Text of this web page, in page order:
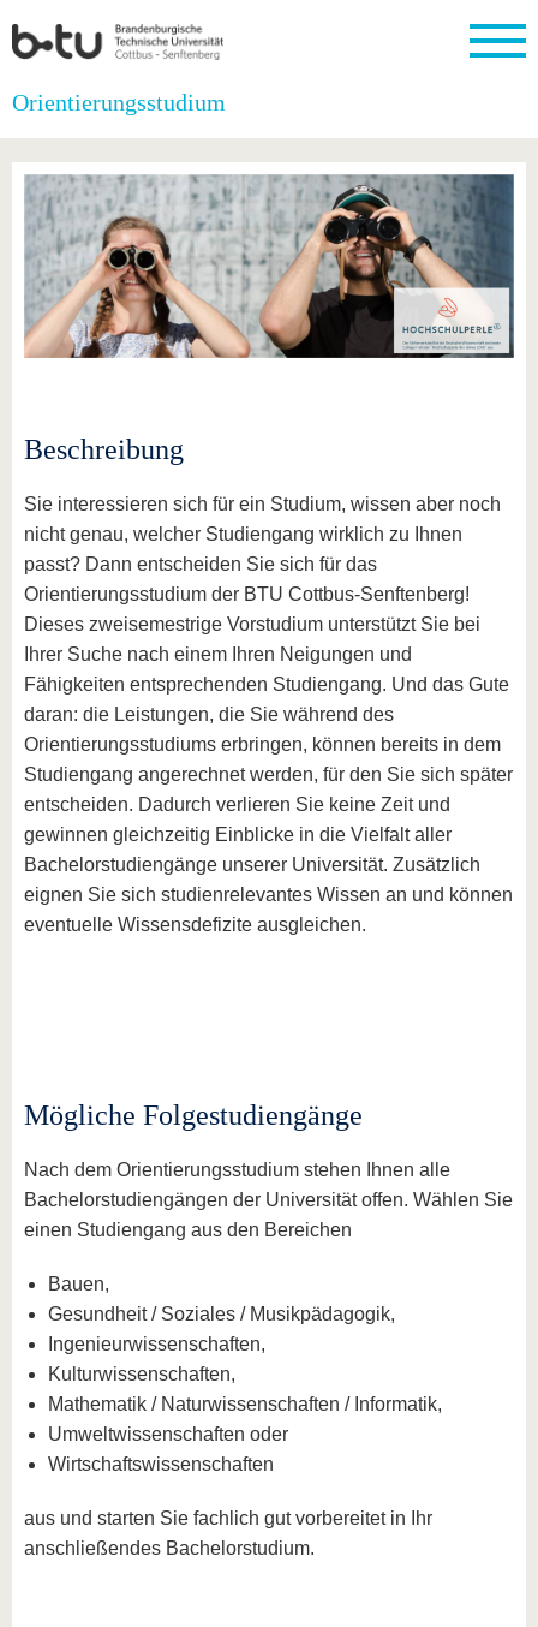
Startseite
Universität
Die BTU
Struktur
Karriere
Engagement
Partnerschaften
Forschung
Aktuelle
Forschung
Forschungsprofil
Förderung
Wissenschaftlicher
Nachwuchs
Studium
Studienangebot
Vor dem
Studium
Im
Studium
Nach
International
Internationales
Profil
Aus dem
Ausland
an die
BTU
Mit der
Weiterbildung
Weiterbildungsangebote
Wissenschaftliche
Weiterbildung
Kontakt
Transfer
Akademische
Fachkräfte
Wirtschafts-
und
Gründen
an der
Sie uns
Unileben
Unsere
Werte
Familie &
Dual
Sport &
Orientierungsstudium
Beschreibung
Sie interessieren sich für ein Studium, wissen aber noch
nicht genau, welcher Studiengang wirklich zu Ihnen
passt? Dann entscheiden Sie sich für das
Orientierungsstudium der BTU Cottbus-Senftenberg!
Dieses zweisemestrige Vorstudium unterstützt Sie bei
Ihrer Suche nach einem Ihren Neigungen und
Fähigkeiten entsprechenden Studiengang. Und das Gute
daran: die Leistungen, die Sie während des
Orientierungsstudiums erbringen, können bereits in dem
Studiengang angerechnet werden, für den Sie sich später
entscheiden. Dadurch verlieren Sie keine Zeit und
gewinnen gleichzeitig Einblicke in die Vielfalt aller
Bachelorstudiengänge unserer Universität. Zusätzlich
eignen Sie sich studienrelevantes Wissen an und können
eventuelle Wissensdefizite ausgleichen.
Mögliche Folgestudiengänge
Nach dem Orientierungsstudium stehen Ihnen alle
Bachelorstudiengängen der Universität offen. Wählen Sie
einen Studiengang aus den Bereichen
Bauen,
Gesundheit / Soziales / Musikpädagogik,
Ingenieurwissenschaften,
Kulturwissenschaften,
Mathematik / Naturwissenschaften / Informatik,
Umweltwissenschaften oder
Wirtschaftswissenschaften
aus und starten Sie fachlich gut vorbereitet in Ihr
anschließendes Bachelorstudium.